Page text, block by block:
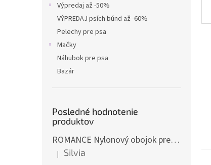
Výpredaj až -50%
VÝPREDAJ psích búnd až -60%
Pelechy pre psa
Mačky
Náhubok pre psa
Bazár
Posledné hodnotenie
produktov
ROMANCE Nylonový obojok pre psa
Hodnotenie produktu je 3 z 5 hviezdičiek.
| Silvia